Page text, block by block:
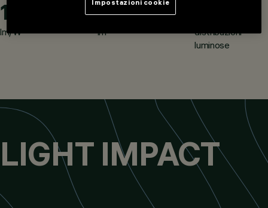
DESIGN
PIANO DESIGN
125
lm/W
3600
lm
distribuzioni
luminose
LIGHT IMPACT
Impostazioni cookie